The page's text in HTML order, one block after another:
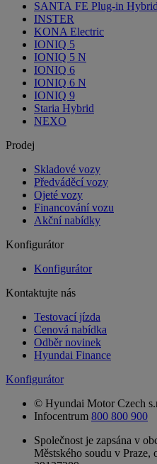
SANTA FE Plug-in Hybrid
INSTER
KONA Electric
IONIQ 5
IONIQ 5 N
IONIQ 6
IONIQ 6 N
IONIQ 9
Staria Hybrid
NEXO
Prodej
Skladové vozy
Předváděcí vozy
Ojeté vozy
Financování vozu
Akční nabídky
Konfigurátor
Konfigurátor
Kontaktujte nás
Testovací jízda
Cenová nabídka
Odběr novinek
Hyundai Finance
Konfigurátor
© Hyundai Motor Czech
Infocentrum 800 800 900
Společnost je zapsána v
Městského soudu v